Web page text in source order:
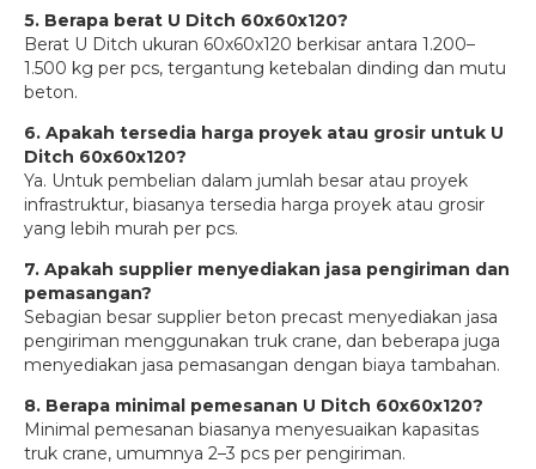
5. Berapa berat U Ditch 60x60x120?
Berat U Ditch ukuran 60x60x120 berkisar antara 1.200–
1.500 kg per pcs, tergantung ketebalan dinding dan mutu
beton.
6. Apakah tersedia harga proyek atau grosir untuk U
Ditch 60x60x120?
Ya. Untuk pembelian dalam jumlah besar atau proyek
infrastruktur, biasanya tersedia harga proyek atau grosir
yang lebih murah per pcs.
7. Apakah supplier menyediakan jasa pengiriman dan
pemasangan?
Sebagian besar supplier beton precast menyediakan jasa
pengiriman menggunakan truk crane, dan beberapa juga
menyediakan jasa pemasangan dengan biaya tambahan.
8. Berapa minimal pemesanan U Ditch 60x60x120?
Minimal pemesanan biasanya menyesuaikan kapasitas
truk crane, umumnya 2–3 pcs per pengiriman.